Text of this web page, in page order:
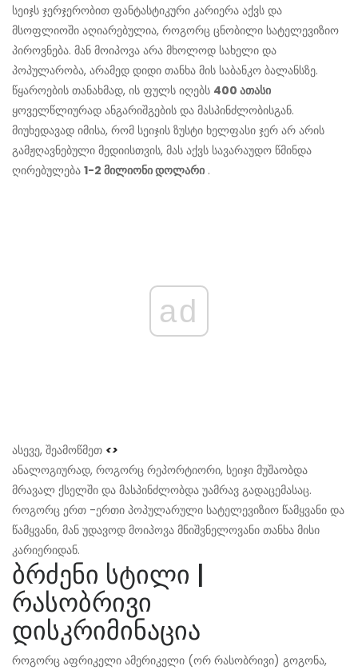
სეიჯს ჯერჯერობით ფანტასტიკური კარიერა აქვს და
მსოფლიოში აღიარებულია, როგორც ცნობილი სატელევიზიო
პიროვნება. მან მოიპოვა არა მხოლოდ სახელი და
პოპულარობა, არამედ დიდი თანხა მის საბანკო ბალანსზე.
წყაროების თანახმად, ის ფულს იღებს 400 ათასი
ყოველწლიურად ანგარიშგების და მასპინძლობისგან.
მიუხედავად იმისა, რომ სეიჯის ზუსტი ხელფასი ჯერ არ არის
გამჟღავნებული მედიისთვის, მას აქვს სავარაუდო წმინდა
ღირებულება 1-2 მილიონი დოლარი .
ad
ასევე, შეამოწმეთ <>
ანალოგიურად, როგორც რეპორტიორი, სეიჯი მუშაობდა
მრავალ ქსელში და მასპინძლობდა უამრავ გადაცემასაც.
როგორც ერთ -ერთი პოპულარული სატელევიზიო წამყვანი და
წამყვანი, მან უდავოდ მოიპოვა მნიშვნელოვანი თანხა მისი
კარიერიდან.
ბრძენი სტილი |
რასობრივი
დისკრიმინაცია
როგორც აფრიკელი ამერიკელი (ორ რასობრივი) გოგონა,